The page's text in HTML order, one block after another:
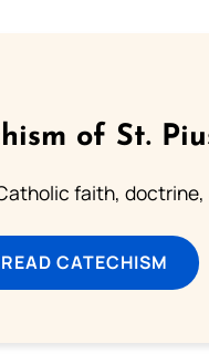
of St.
faith, doctrine,
READ CATECHISM